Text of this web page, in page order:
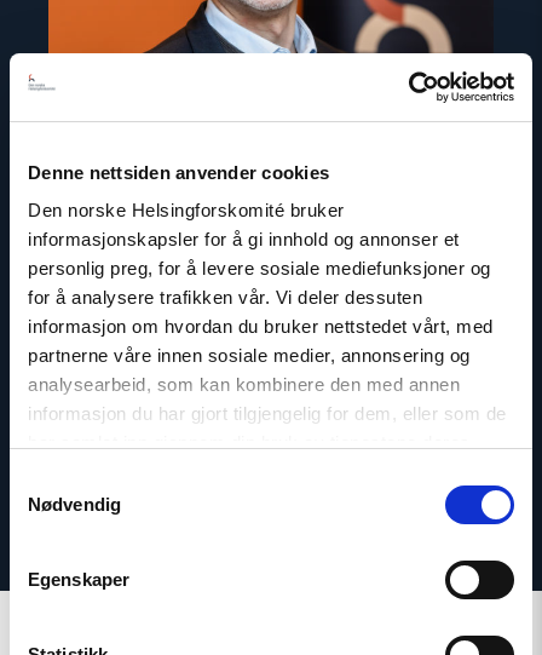
Denne nettsiden anvender cookies
Den norske Helsingforskomité bruker
informasjonskapsler for å gi innhold og annonser et
personlig preg, for å levere sosiale mediefunksjoner og
for å analysere trafikken vår. Vi deler dessuten
informasjon om hvordan du bruker nettstedet vårt, med
partnerne våre innen sosiale medier, annonsering og
analysearbeid, som kan kombinere den med annen
informasjon du har gjort tilgjengelig for dem, eller som de
Nødvendig
Egenskaper
Dag A. Fedøy
Kommunikasjonssjef
E-post:daf@nhc.no
Telefon: +47 920 54 309